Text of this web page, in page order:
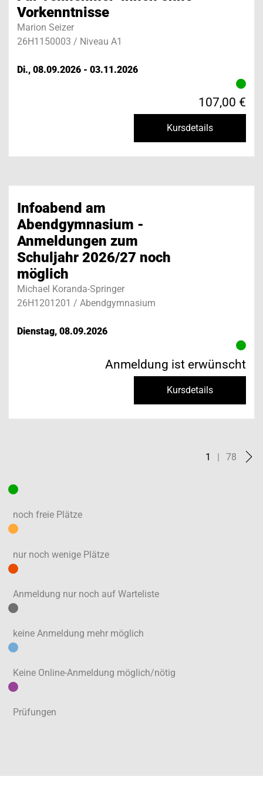
Vorkenntnisse
Marion Seizer
26H1150003 / Niveau A1
Di., 08.09.2026 - 03.11.2026
107,00 €
Kursdetails
Infoabend am
Abendgymnasium -
Anmeldungen zum
Schuljahr 2026/27 noch
möglich
Michael Koranda-Springer
26H1201201 / Abendgymnasium
Dienstag, 08.09.2026
Anmeldung ist erwünscht
Kursdetails
noch freie Plätze
nur noch wenige Plätze
Anmeldung nur noch auf Warteliste
keine Anmeldung mehr möglich
Keine Online-Anmeldung möglich/nötig
Prüfungen
1 | 78